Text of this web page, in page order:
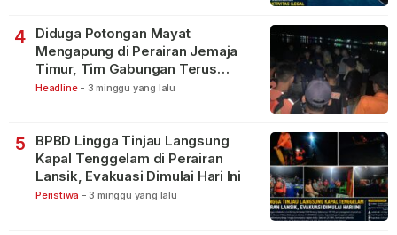
4
Diduga Potongan Mayat
Mengapung di Perairan Jemaja
Timur, Tim Gabungan Terus
Lakukan Pencarian
Headline - 3 minggu yang lalu
5
BPBD Lingga Tinjau Langsung
Kapal Tenggelam di Perairan
Lansik, Evakuasi Dimulai Hari Ini
Peristiwa - 3 minggu yang lalu